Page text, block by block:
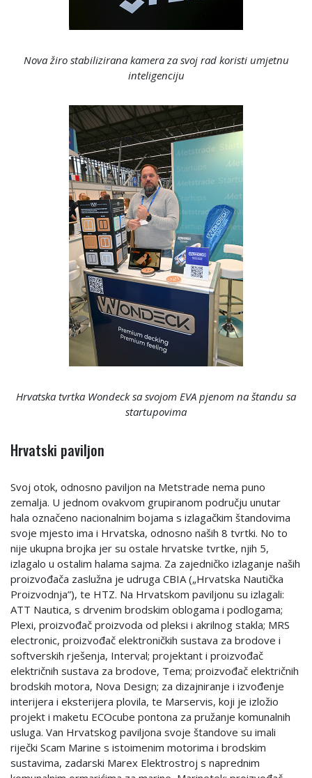
Nova žiro stabilizirana kamera za svoj rad koristi umjetnu
inteligenciju
Hrvatska tvrtka Wondeck sa svojom EVA pjenom na štandu sa
startupovima
Hrvatski paviljon
Svoj otok, odnosno paviljon na Metstrade nema puno
zemalja. U jednom ovakvom grupiranom području unutar
hala označeno nacionalnim bojama s izlagačkim štandovima
svoje mjesto ima i Hrvatska, odnosno naših 8 tvrtki. No to
nije ukupna brojka jer su ostale hrvatske tvrtke, njih 5,
izlagalo u ostalim halama sajma. Za zajedničko izlaganje naših
proizvođača zaslužna je udruga CBIA („Hrvatska Nautička
Proizvodnja”), te HTZ. Na Hrvatskom paviljonu su izlagali:
ATT Nautica, s drvenim brodskim oblogama i podlogama;
Plexi, proizvođač proizvoda od pleksi i akrilnog stakla; MRS
electronic, proizvođač elektroničkih sustava za brodove i
softverskih rješenja, Interval; projektant i proizvođač
električnih sustava za brodove, Tema; proizvođač električnih
brodskih motora, Nova Design; za dizajniranje i izvođenje
interijera i eksterijera plovila, te Marservis, koji je izložio
projekt i maketu ECOcube pontona za pružanje komunalnih
usluga. Van Hrvatskog paviljona svoje štandove su imali
riječki Scam Marine s istoimenim motorima i brodskim
sustavima, zadarski Marex Elektrostroj s naprednim